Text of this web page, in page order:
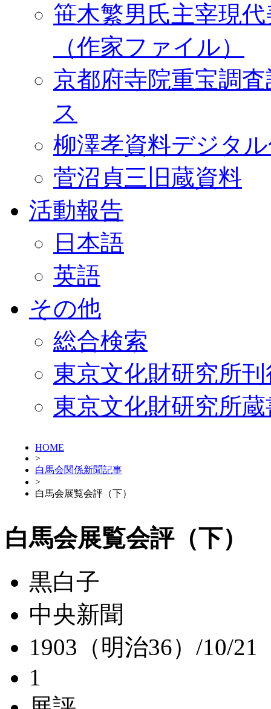
笹木繁男氏主宰現
（作家ファイル）
京都府寺院重宝調
ス
柳澤孝資料デジタ
菅沼貞三旧蔵資料
活動報告
日本語
英語
その他
総合検索
東京文化財研究所
東京文化財研究所
HOME
>
白馬会関係新聞記事
>
白馬会展覧会評（下）
白馬会展覧会評（下）
黒白子
中央新聞
1903（明治36）/10/21
1